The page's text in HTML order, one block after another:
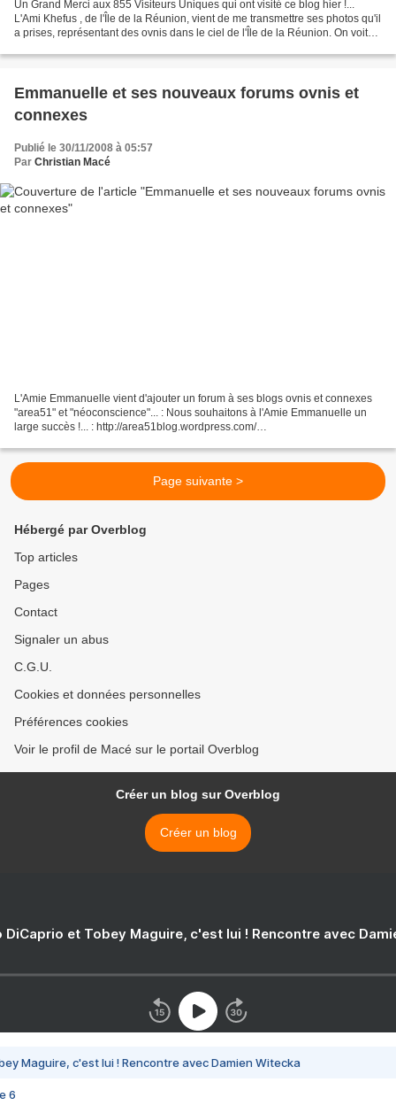
Un Grand Merci aux 855 Visiteurs Uniques qui ont visité ce blog hier !...
L'Ami Khefus , de l'Île de la Réunion, vient de me transmettre ses photos qu'il
a prises, représentant des ovnis dans le ciel de l'Île de la Réunion. On voit
Emmanuelle et ses nouveaux forums ovnis et
connexes
Publié le 30/11/2008 à 05:57
Par Christian Macé
L'Amie Emmanuelle vient d'ajouter un forum à ses blogs ovnis et connexes
"area51" et "néoconscience"... : Nous souhaitons à l'Amie Emmanuelle un
large succès !... : http://area51blog.wordpress.com/
Page suivante >
Hébergé par Overblog
Top articles
Pages
Contact
Signaler un abus
C.G.U.
Cookies et données personnelles
Préférences cookies
Voir le profil de Macé sur le portail Overblog
Créer un blog sur Overblog
Créer un blog
DiCaprio et Tobey Maguire, c'est lui ! Rencontre avec
Maguire, c'est lui ! Rencontre avec Damien Witecka
6